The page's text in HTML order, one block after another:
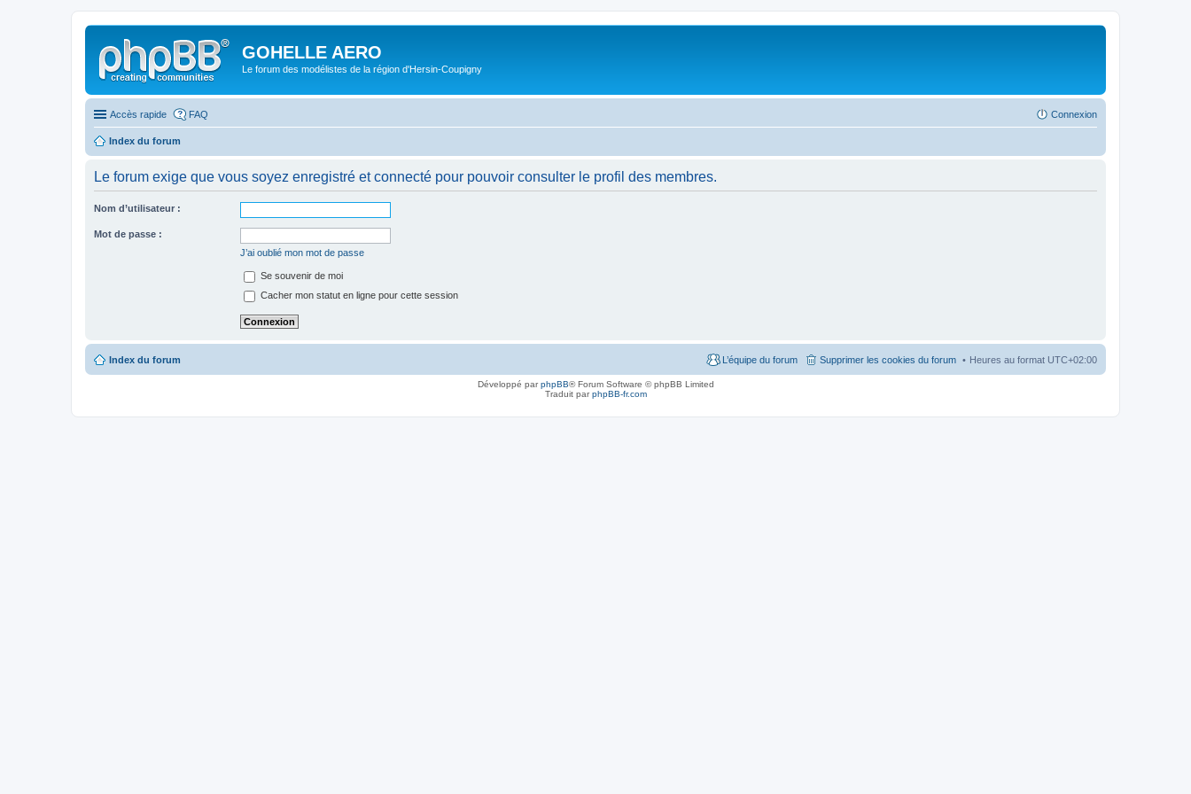
GOHELLE AERO
Le forum des modélistes de la région d'Hersin-Coupigny
Accès rapide FAQ Connexion
Index du forum
Le forum exige que vous soyez enregistré et connecté pour pouvoir consulter le profil des membres.
Nom d’utilisateur :
Mot de passe :
J’ai oublié mon mot de passe
Se souvenir de moi
Cacher mon statut en ligne pour cette session
Index du forum Heures au format UTC+02:00
Supprimer les cookies du forum
L’équipe du forum
Développé parphpBB® Forum Software © phpBB Limited
Traduit parphpBB-fr.com